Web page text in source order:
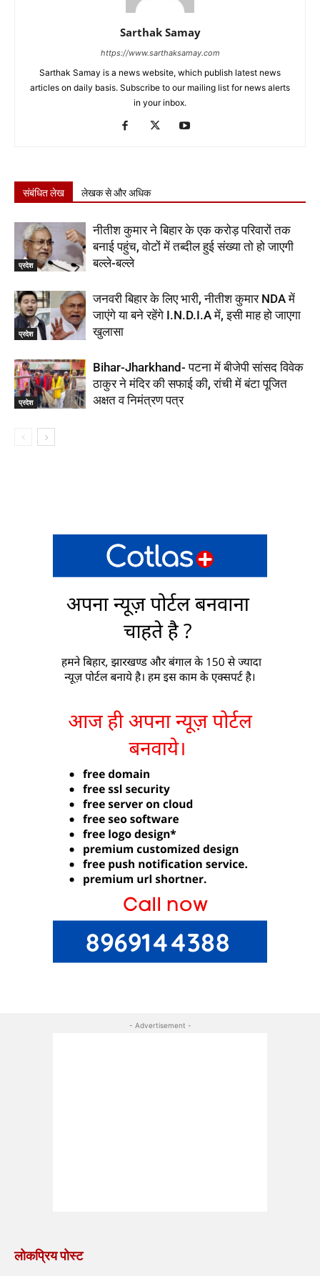
Sarthak Samay
https://www.sarthaksamay.com
Sarthak Samay is a news website, which publish latest news
articles on daily basis. Subscribe to our mailing list for news alerts
in your inbox.
संबंधित लेख लेखक से और अधिक
प्रदेश
नीतीश कुमार ने बिहार के एक करोड़ परिवारों तक
बनाई पहुंच, वोटों में तब्दील हुई संख्या तो हो जाएगी
बल्ले-बल्ले
प्रदेश
जनवरी बिहार के लिए भारी, नीतीश कुमार NDA में
जाएंगे या बने रहेंगे I.N.D.I.A में, इसी माह हो जाएगा
खुलासा
प्रदेश
Bihar-Jharkhand- पटना में बीजेपी सांसद विवेक
ठाकुर ने मंदिर की सफाई की, रांची में बंटा पूजित
अक्षत व निमंत्रण पत्र
- Advertisement -
लोकप्रिय पोस्ट